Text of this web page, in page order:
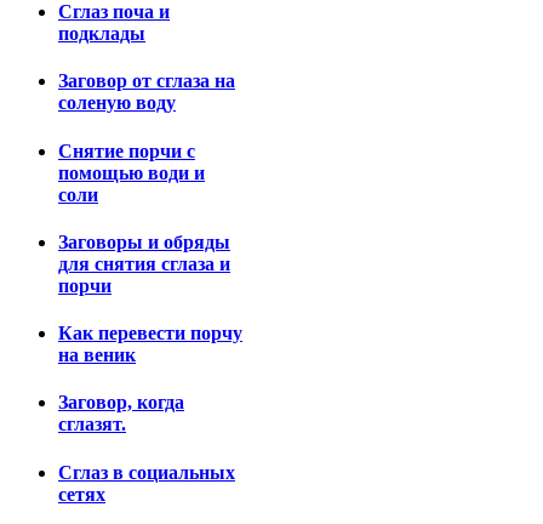
Сглаз поча и
подклады
Заговор от сглаза на
соленую воду
Снятие порчи с
помощью води и
соли
Заговоры и обряды
для снятия сглаза и
порчи
Как перевести порчу
на веник
Заговор, когда
сглазят.
Сглаз в социальных
сетях